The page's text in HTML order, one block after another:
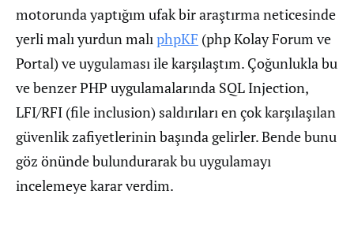
motorunda yaptığım ufak bir araştırma neticesinde
yerli malı yurdun malıphpKF (php Kolay Forum ve
Portal) ve uygulaması ile karşılaştım. Çoğunlukla bu
ve benzer PHP uygulamalarında SQL Injection,
LFI/RFI (file inclusion) saldırıları en çok karşılaşılan
güvenlik zafiyetlerinin başında gelirler. Bende bunu
göz önünde bulundurarak bu uygulamayı
incelemeye karar verdim.